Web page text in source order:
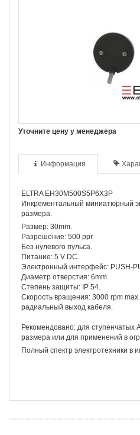
Уточните цену у менеджера
Информация
ELTRA EH30M500S5P6X3P
Инкрементальный миниатюрный
размера.
Размер: 30mm.
Разрешение: 500 ppr.
Без нулевого пульса.
Питание: 5 V DC.
Электронный интерфейс: PUSH-
Диаметр отверстия: 6mm.
Степень защиты: IP 54.
Скорость вращения: 3000 rpm max.
радиальный выход кабеля.
Рекомендовано: для ступенчатых
размера или для применений в
Полный спектр электротехники в